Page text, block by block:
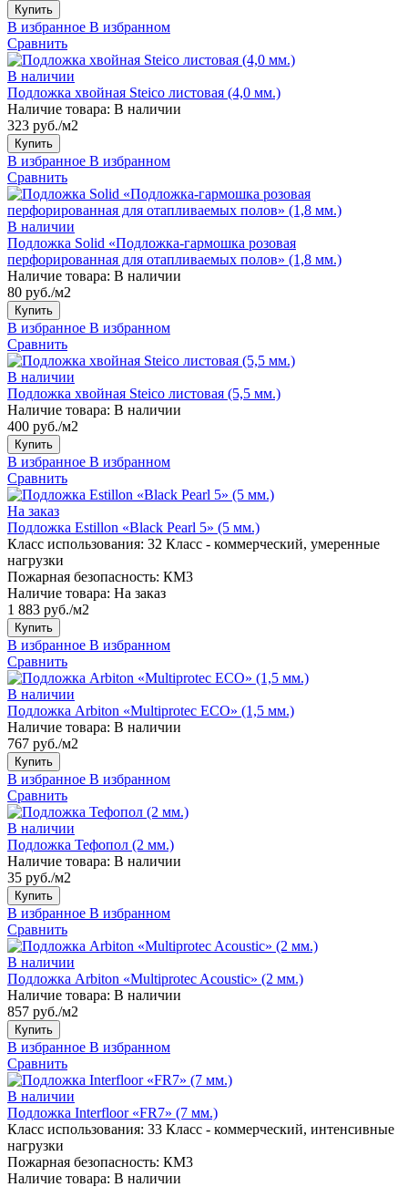
Купить
В избранное В избранном
Сравнить
В наличии
Подложка хвойная Steico листовая (4,0 мм.)
Наличие товара: В наличии
323 руб./м2
Купить
В избранное В избранном
Сравнить
В наличии
Подложка Solid «Подложка-гармошка розовая
перфорированная для отапливаемых полов» (1,8 мм.)
Наличие товара: В наличии
80 руб./м2
Купить
В избранное В избранном
Сравнить
В наличии
Подложка хвойная Steico листовая (5,5 мм.)
Наличие товара: В наличии
400 руб./м2
Купить
В избранное В избранном
Сравнить
На заказ
Подложка Estillon «Black Pearl 5» (5 мм.)
Класс использования: 32 Класс - коммерческий, умеренные
нагрузки
Пожарная безопасность: КМ3
Наличие товара: На заказ
1 883 руб./м2
Купить
В избранное В избранном
Сравнить
В наличии
Подложка Arbiton «Multiprotec ECO» (1,5 мм.)
Наличие товара: В наличии
767 руб./м2
Купить
В избранное В избранном
Сравнить
В наличии
Подложка Тефопол (2 мм.)
Наличие товара: В наличии
35 руб./м2
Купить
В избранное В избранном
Сравнить
В наличии
Подложка Arbiton «Multiprotec Acoustic» (2 мм.)
Наличие товара: В наличии
857 руб./м2
Купить
В избранное В избранном
Сравнить
В наличии
Подложка Interfloor «FR7» (7 мм.)
Класс использования: 33 Класс - коммерческий, интенсивные
нагрузки
Пожарная безопасность: КМ3
Наличие товара: В наличии